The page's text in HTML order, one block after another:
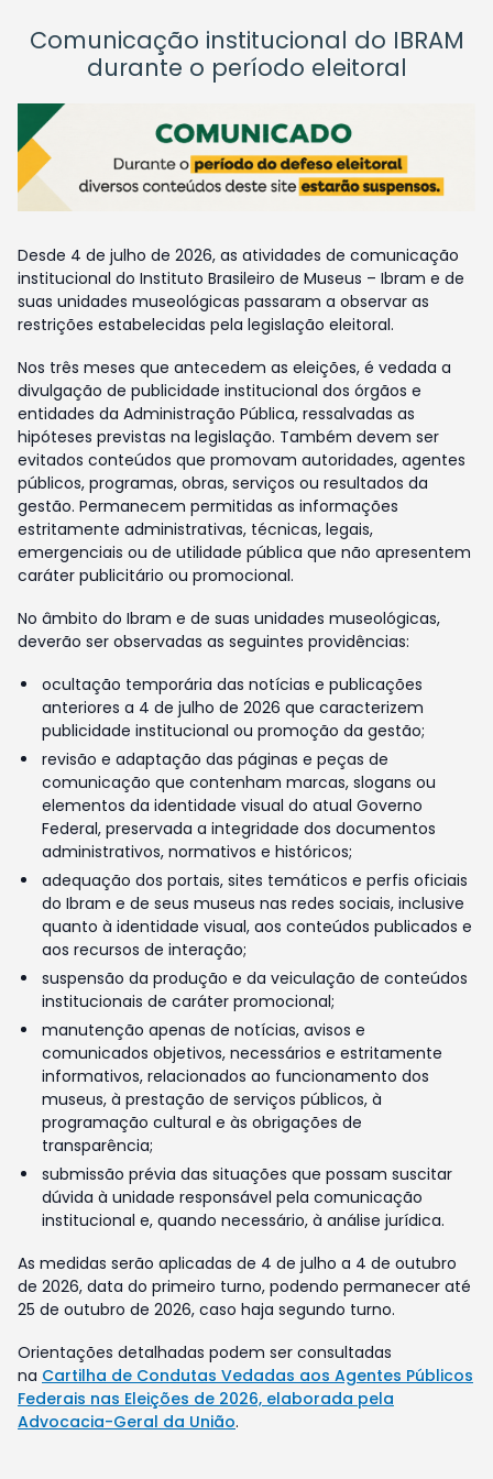
Comunicação institucional do IBRAM
durante o período eleitoral
Desde 4 de julho de 2026, as atividades de comunicação
institucional do Instituto Brasileiro de Museus – Ibram e de
suas unidades museológicas passaram a observar as
restrições estabelecidas pela legislação eleitoral.
Nos três meses que antecedem as eleições, é vedada a
divulgação de publicidade institucional dos órgãos e
entidades da Administração Pública, ressalvadas as
hipóteses previstas na legislação. Também devem ser
evitados conteúdos que promovam autoridades, agentes
públicos, programas, obras, serviços ou resultados da
gestão. Permanecem permitidas as informações
estritamente administrativas, técnicas, legais,
emergenciais ou de utilidade pública que não apresentem
caráter publicitário ou promocional.
No âmbito do Ibram e de suas unidades museológicas,
deverão ser observadas as seguintes providências:
ocultação temporária das notícias e publicações
anteriores a 4 de julho de 2026 que caracterizem
publicidade institucional ou promoção da gestão;
revisão e adaptação das páginas e peças de
comunicação que contenham marcas, slogans ou
elementos da identidade visual do atual Governo
Federal, preservada a integridade dos documentos
administrativos, normativos e históricos;
adequação dos portais, sites temáticos e perfis oficiais
do Ibram e de seus museus nas redes sociais, inclusive
quanto à identidade visual, aos conteúdos publicados e
aos recursos de interação;
suspensão da produção e da veiculação de conteúdos
institucionais de caráter promocional;
manutenção apenas de notícias, avisos e
comunicados objetivos, necessários e estritamente
informativos, relacionados ao funcionamento dos
museus, à prestação de serviços públicos, à
programação cultural e às obrigações de
transparência;
submissão prévia das situações que possam suscitar
dúvida à unidade responsável pela comunicação
institucional e, quando necessário, à análise jurídica.
As medidas serão aplicadas de 4 de julho a 4 de outubro
de 2026, data do primeiro turno, podendo permanecer até
25 de outubro de 2026, caso haja segundo turno.
Orientações detalhadas podem ser consultadas
na Cartilha de Condutas Vedadas aos Agentes Públicos
Federais nas Eleições de 2026, elaborada pela
Advocacia-Geral da União.